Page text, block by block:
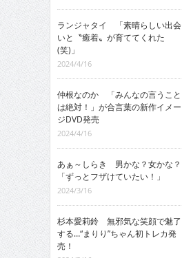
ランジャタイ 「素晴らしい出会
いと〝癒着〟が育ててくれた
(笑)」
2024/4/16
仲根なのか 「みんなの言うこと
は絶対！」が合言葉の新作イメー
ジDVD発売
2024/4/16
あぁ～しらき 男かな？女かな？
「ずっとフザけていたい！」
2024/3/16
杉本愛莉鈴 無邪気な笑顔で魅了
する…“まりり”ちゃん初トレカ発
売！